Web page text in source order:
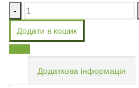
-
Додати в кошик
Додаткова інформація